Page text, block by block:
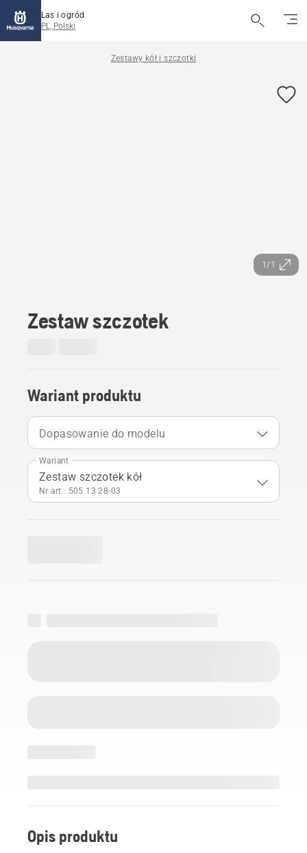
Las i ogród
PL, Polski
Zestawy kół i szczotki
1/1
Zestaw szczotek
Wariant produktu
Dopasowanie do modelu
Wariant
Zestaw szczotek kół
Nr art.: 505 13 28‑03
Opis produktu